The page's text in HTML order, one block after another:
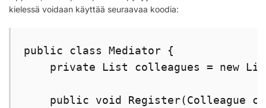
kielessä voidaan käyttää seuraavaa koodia:
public class Mediator {
    private List
colleagues = new
public void Register(Colleague